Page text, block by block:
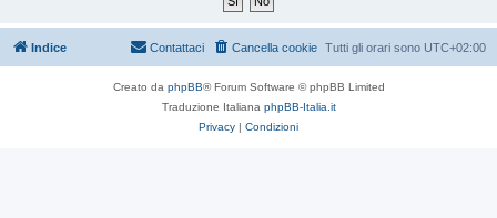
Indice Tutti gli orari sono UTC+02:00
Cancella cookie
Contattaci
Creato da phpBB® Forum Software © phpBB Limited
Traduzione Italiana phpBB-Italia.it
Privacy | Condizioni